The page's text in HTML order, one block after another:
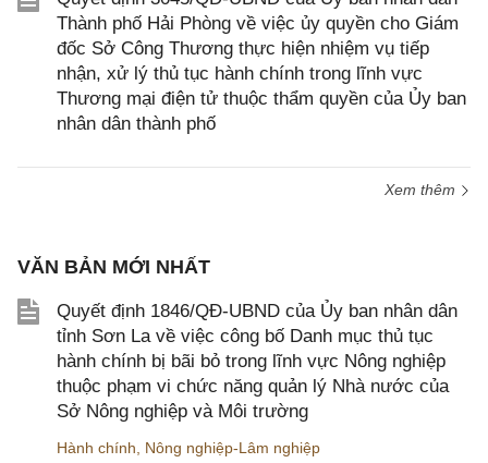
Thành phố Hải Phòng về việc ủy quyền cho Giám
đốc Sở Công Thương thực hiện nhiệm vụ tiếp
nhận, xử lý thủ tục hành chính trong lĩnh vực
Thương mại điện tử thuộc thẩm quyền của Ủy ban
nhân dân thành phố
Xem thêm
VĂN BẢN MỚI NHẤT
Quyết định 1846/QĐ-UBND của Ủy ban nhân dân
tỉnh Sơn La về việc công bố Danh mục thủ tục
hành chính bị bãi bỏ trong lĩnh vực Nông nghiệp
thuộc phạm vi chức năng quản lý Nhà nước của
Sở Nông nghiệp và Môi trường
Hành chính Nông nghiệp-Lâm nghiệp